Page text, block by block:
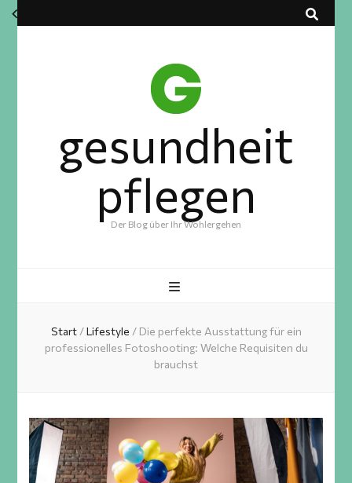
gesundheit
pflegen
Der Blog über Ihr Wohlergehen
Start / Lifestyle / Die perfekte Ausstattung für ein
professionelles Fotoshooting: Welche Requisiten du
brauchst